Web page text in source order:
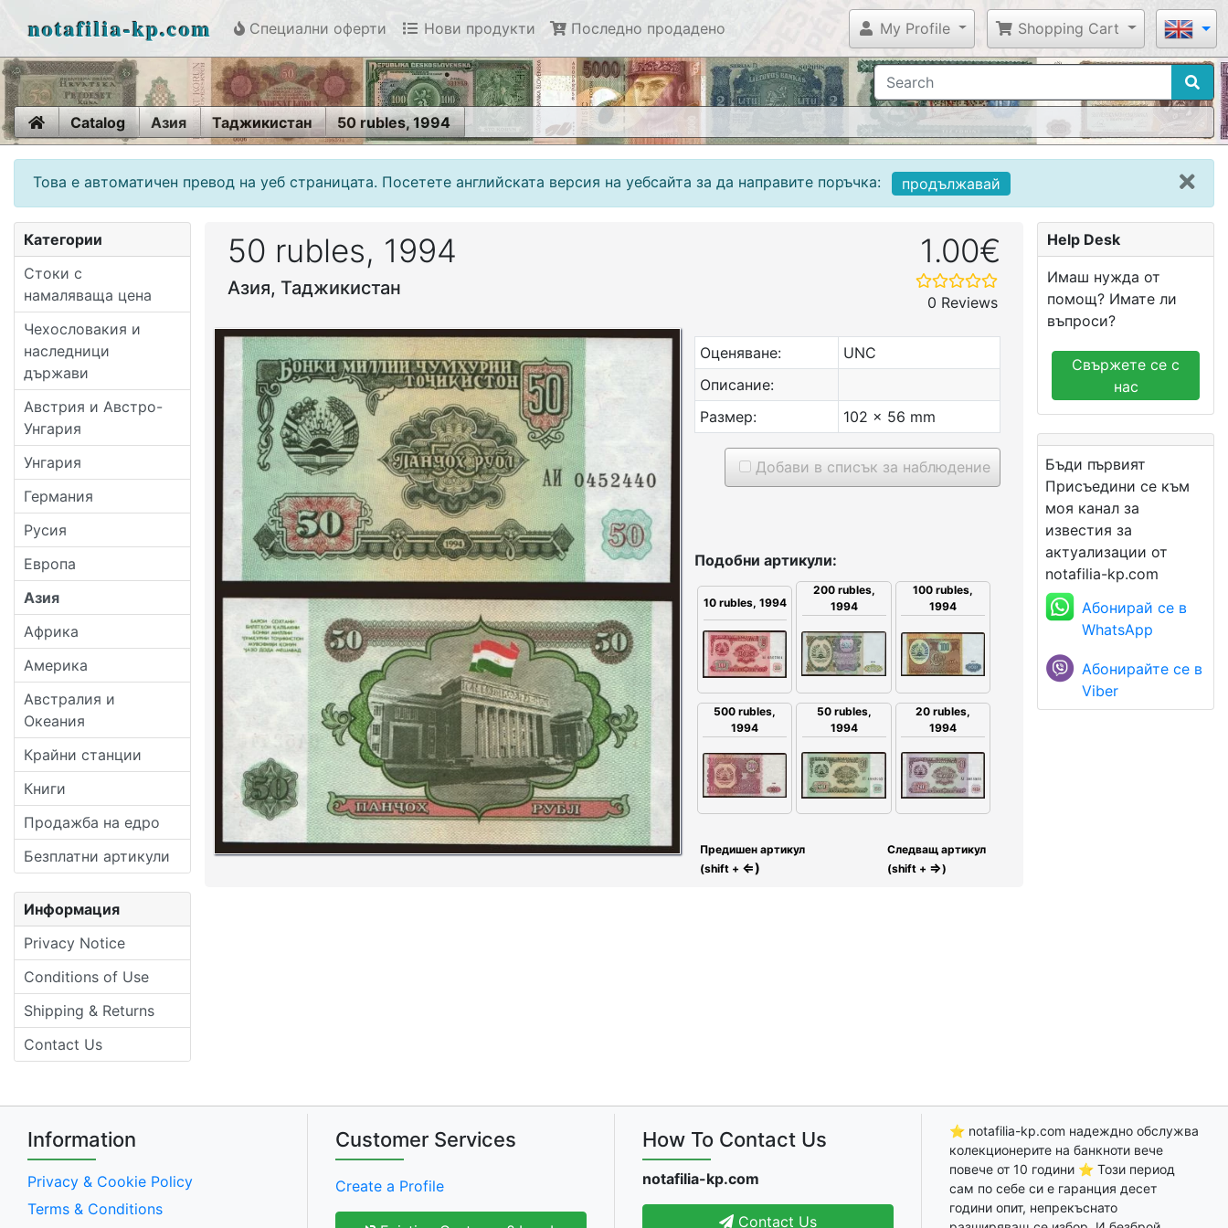
notafilia-kp.com Специални оферти Нови продукти Последно продадено My Profile Shopping Cart
HomeCatalog Азия Таджикистан 50 rubles, 1994
Това е автоматичен превод на уеб страницата. Посетете английската версия на уебсайта за да направите поръчка: продължавай
Категории
Стоки с
намаляваща цена
Чехословакия и
наследници
държави
Австрия и Австро-
Унгария
Унгария
Германия
Русия
Европа
Азия
Африка
Америка
Австралия и
Океания
Крайни станции
Книги
Продажба на едро
Безплатни артикули
Информация
Privacy Notice
Conditions of Use
Shipping & Returns
Contact Us
50 rubles, 1994
Азия, Таджикистан
1.00€
0 Reviews
Оценяване:
UNC
Описание:
Размер:
102 x 56 mm
Добави в списък за наблюдение
Подобни артикули:
10 rubles, 1994
200 rubles,
1994
100 rubles,
1994
500 rubles,
1994
50 rubles,
1994
20 rubles,
1994
Предишен артикул
(shift + ⇐)
Следващ артикул
(shift + ⇒)
Help Desk
Имаш нужда от
помощ? Имате ли
въпроси?
Свържете се с
нас
Бъди първият
Присъедини се към
моя канал за
известия за
актуализации от
notafilia-kp.com
Абонирай се в
WhatsApp
Абонирайте се в
Viber
Information
Privacy & Cookie Policy
Terms & Conditions
Customer Services
Create a Profile
How To Contact Us
notafilia-kp.com
Contact Us
⭐ notafilia-kp.com надеждно обслужва
колекционерите на банкноти вече
повече от 10 години ⭐ Този период
сам по себе си е гаранция десет
години опит, непрекъснато